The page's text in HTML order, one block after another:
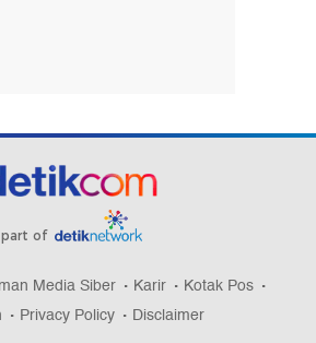
part of
Media Siber Karir
Kotak Pos
Privacy Policy Disclaimer